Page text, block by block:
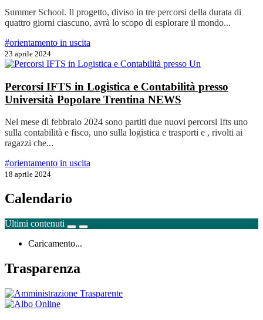
Summer School. Il progetto, diviso in tre percorsi della durata di
quattro giorni ciascuno, avrà lo scopo di esplorare il mondo...
#orientamento in uscita
23 aprile 2024
Percorsi IFTS in Logistica e Contabilità presso
Università Popolare Trentina NEWS
Nel mese di febbraio 2024 sono partiti due nuovi percorsi Ifts uno
sulla contabilità e fisco, uno sulla logistica e trasporti e , rivolti ai
ragazzi che...
#orientamento in uscita
18 aprile 2024
Calendario
Ultimi contenuti
Caricamento...
Trasparenza